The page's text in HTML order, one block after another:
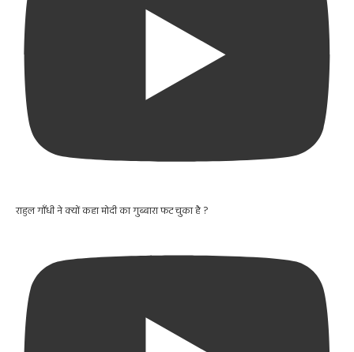
राहुल गाँधी ने क्यों कहा मोदी का गुब्बारा फट चुका है ?